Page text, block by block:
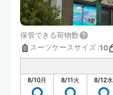
保管できる荷物数
スーツケースサイズ :10
8/10月 8/11火 8/12水